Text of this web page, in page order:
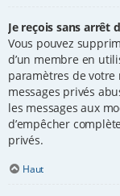
Je reçois sans arrêt
Vous pouvez
d’un membre en
paramètres de votre
messages privés
les messages aux
d’empêcher
privés.
Haut